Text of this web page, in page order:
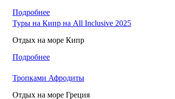
Подробнее
Туры на Кипр на All Inclusive 2025
Отдых на море Кипр
Подробнее
Тропками Афродиты
Отдых на море Греция